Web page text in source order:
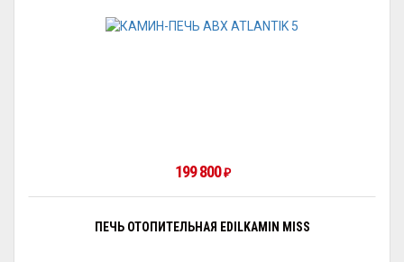
199 800₽
ПЕЧЬ ОТОПИТЕЛЬНАЯ EDILKAMIN MISS